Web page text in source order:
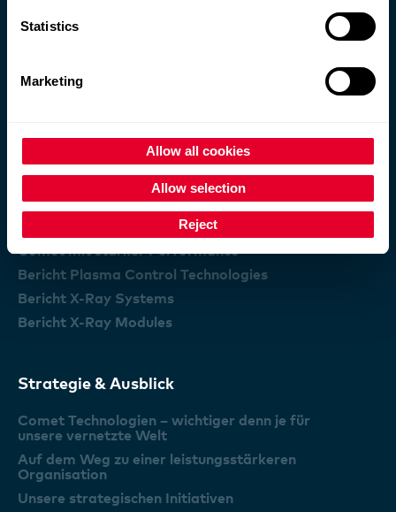
Statistics
Marketing
Allow all cookies
Allow selection
Reject
Comet Group
Purpose und Geschäftsmodell
Vorwort des VR-Präsidenten und des CEO
Comet mit starker Performance
Bericht Plasma Control Technologies
Bericht X-Ray Systems
Bericht X-Ray Modules
Strategie & Ausblick
Comet Technologien – wichtiger denn je für
unsere vernetzte Welt
Auf dem Weg zu einer leistungsstärkeren
Organisation
Unsere strategischen Initiativen